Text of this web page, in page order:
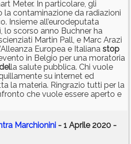
Meter. In particolare, gli
contaminazione da radiazioni
Insieme all’eurodeputata
lo scorso anno Buchner ha
Martin Pall, e Marc Arazi
Europea e Italiana stop
in Belgio per una moratoria
della salute pubblica. Chi vuole
su internet ed
la materia. Ringrazio tutti per la
che vuole essere aperto e
Marchionini - 1 Aprile 2020 -